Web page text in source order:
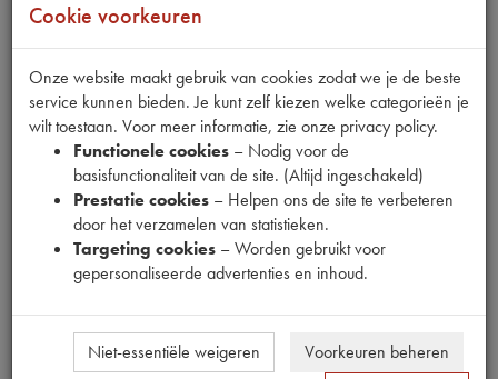
Productnummer
6850009
8 13 excl. btw
Dit product kan op dit moment niet besteld worden
Cookie voorkeuren
Onze website maakt gebruik van cookies zodat we je de beste
service kunnen bieden. Je kunt zelf kiezen welke categorieën je
wilt toestaan. Voor meer informatie, zie onze privacy policy.
Functionele cookies – Nodig voor de
basisfunctionaliteit van de site. (Altijd ingeschakeld)
Prestatie cookies – Helpen ons de site te verbeteren
door het verzamelen van statistieken.
Targeting cookies – Worden gebruikt voor
gepersonaliseerde advertenties en inhoud.
Niet-essentiële weigeren
Voorkeuren beheren